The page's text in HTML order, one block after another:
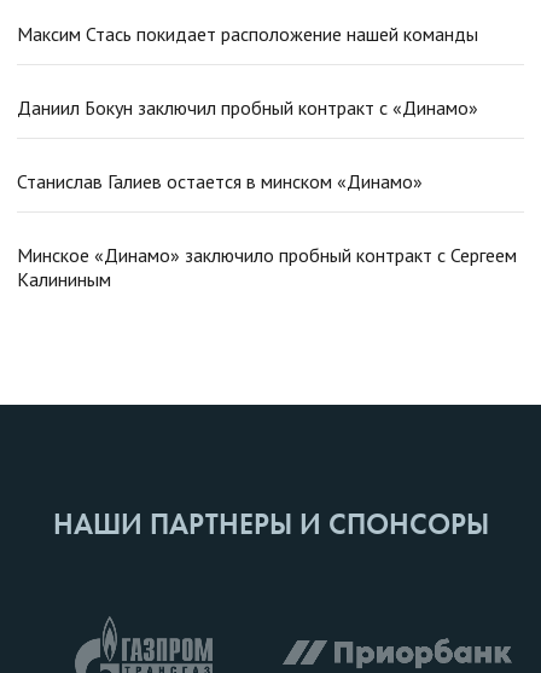
Максим Стась покидает расположение нашей команды
Даниил Бокун заключил пробный контракт с «Динамо»
Станислав Галиев остается в минском «Динамо»
Минское «Динамо» заключило пробный контракт с Сергеем
Калининым
НАШИ ПАРТНЕРЫ И СПОНСОРЫ